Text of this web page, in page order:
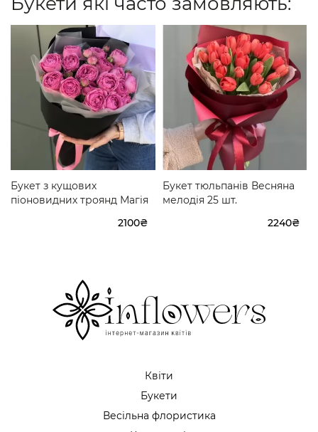
Букет з кущових
піоновидних троянд Магія
2100₴
Букет тюльпанів Весняна
мелодія 25 шт.
2240₴
Квіти
Букети
Весільна флористика